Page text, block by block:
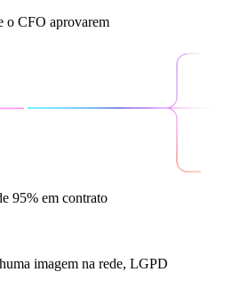
o CFO aprovarem
95% em contrato
imagem na rede, LGPD